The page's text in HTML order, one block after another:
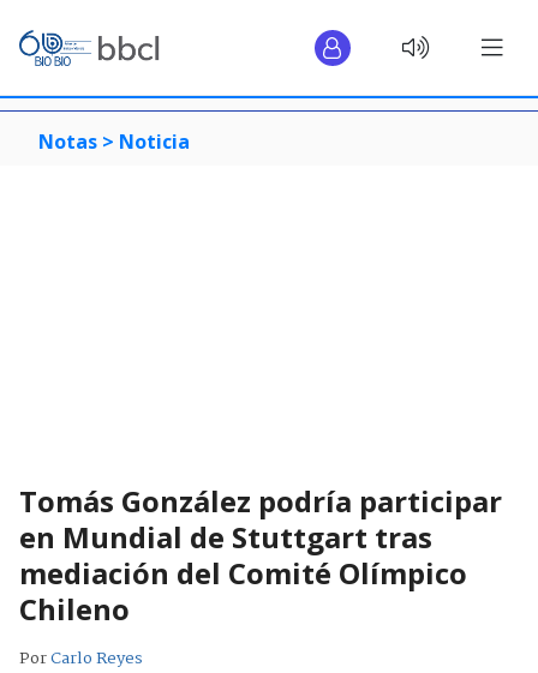
Notas > Noticia
Tomás González podría participar
en Mundial de Stuttgart tras
mediación del Comité Olímpico
Chileno
PorCarlo Reyes